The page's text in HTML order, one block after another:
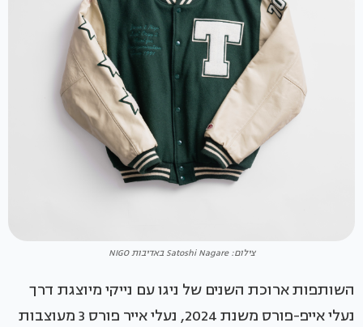
צילום: Satoshi Nagare באדיבות NIGO
השותפות ארוכת השנים של ניגו עם נייקי מיוצגת דרך
נעלי אייפ-פורס משנת 2024, נעלי אייר פורס 3 מעוצבות